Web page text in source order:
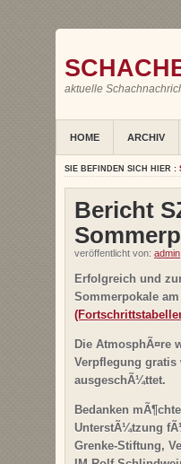
aktuelle
HOME ARCHIV
SIE BEFINDEN SICH HIER :
Bericht
veröffentlicht von: admin
Erfolgreich und
Sommerpokale am
Die AtmosphÃ¤re
Verpflegung
ausgeschÃ¼ttet.
Bedanken
UnterstÃ¼tzung
Grenke-Stiftung,